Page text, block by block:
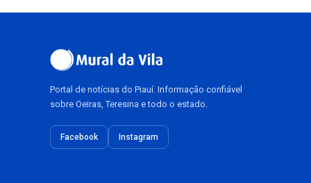
Portal de notícias do Piauí. Informação confiável
sobre Oeiras, Teresina e todo o estado.
Facebook Instagram